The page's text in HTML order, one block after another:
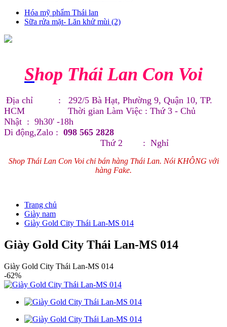
Hóa mỹ phẩm Thái lan
Sữa rửa mặt- Lăn khử mùi (2)
Shop Thái Lan Con Voi
Địa chỉ : 292/5 Bà Hạt, Phường 9, Quận 10, TP.
HCM Thời gian Làm Việc : Thứ 3 - Chủ
Nhật : 9h30' -18h
Di động,Zalo : 098 565 2828
Thứ 2 : Nghỉ
Shop Thái Lan Con Voi chỉ bán hàng Thái Lan. Nói KHÔNG với
hàng Fake.
Trang chủ
Giày nam
Giày Gold City Thái Lan-MS 014
Giày Gold City Thái Lan-MS 014
Giày Gold City Thái Lan-MS 014
-62%